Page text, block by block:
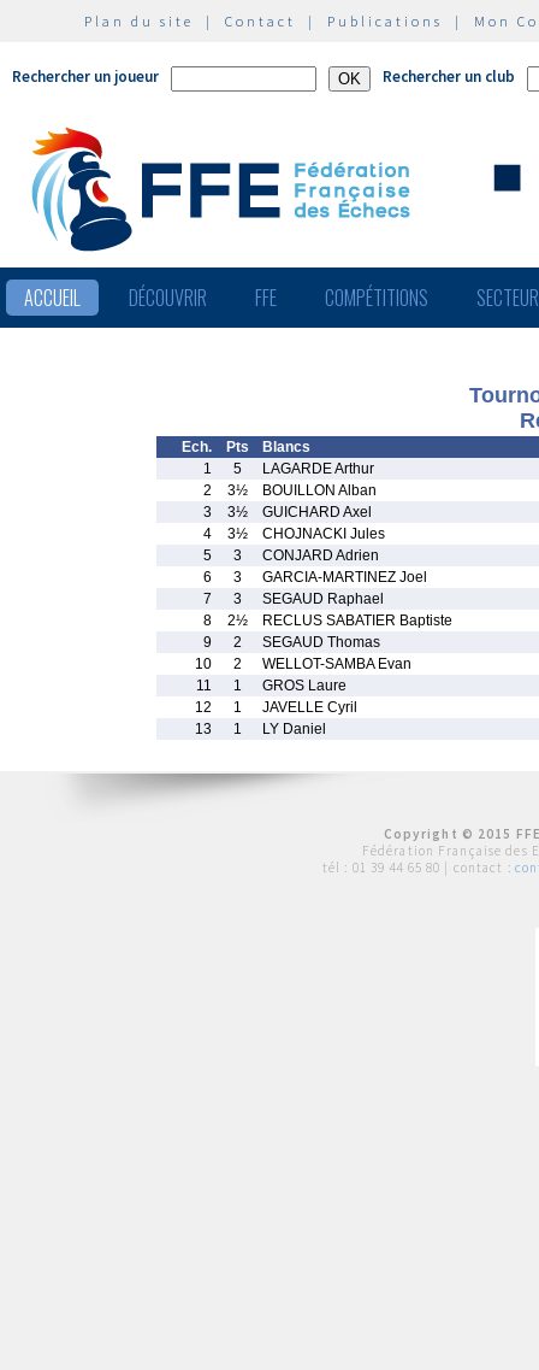
Plan du site | Contact | Publications | Mon
Rechercher un joueur Rechercher un club
ACCUEIL DÉCOUVRIR FFE COMPÉTITIONS
Ech. Pts
Blancs
1
5
LAGARDE Arthur
2
3½
BOUILLON Alban
3
3½
GUICHARD Axel
4
3½
CHOJNACKI Jules
5
3
CONJARD Adrien
6
3
GARCIA-MARTINEZ Joel
7
3
SEGAUD Raphael
8
2½
RECLUS SABATIER Baptiste
9
2
SEGAUD Thomas
10
2
WELLOT-SAMBA Evan
11
1
GROS Laure
12
1
JAVELLE Cyril
13
1 LY Daniel
Copyright © 2015
Fédération Française des
tél : 01 39 44 65 80 | contact :